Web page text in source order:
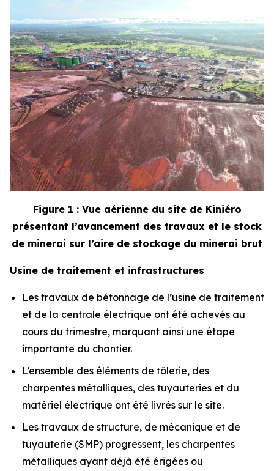
Figure 1 : Vue aérienne du site de Kiniéro
présentant l’avancement des travaux et le stock
de minerai sur l’aire de stockage du minerai brut
Usine de traitement et infrastructures
Les travaux de bétonnage de l’usine de traitement
et de la centrale électrique ont été achevés au
cours du trimestre, marquant ainsi une étape
importante du chantier.
L’ensemble des éléments de tôlerie, des
charpentes métalliques, des tuyauteries et du
matériel électrique ont été livrés sur le site.
Les travaux de structure, de mécanique et de
tuyauterie (SMP) progressent, les charpentes
métalliques ayant déjà été érigées ou